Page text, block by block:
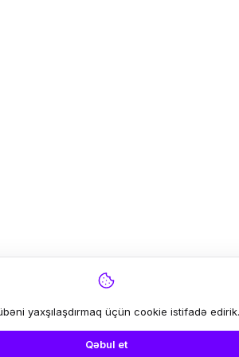
yaxşılaşdırmaq üçün cookie istifadə
Qəbul et